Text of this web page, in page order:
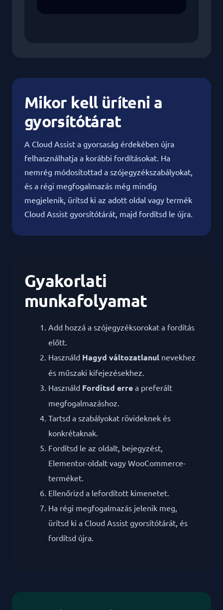
Mikor kell üríteni a
gyorsítótárat
A Cloud Assist a gyorsaság érdekében újra
felhasználhatja a korábbi fordításokat. Ha
nemrég módosítottad a szójegyzékszabályokat,
és a régi megfogalmazás még mindig
megjelenik, ürítsd ki az adott oldal vagy termék
Cloud Assist gyorsítótárát, majd fordítsd le újra.
Gyakorlati
munkafolyamat
Add hozzá a szójegyzéksorokat a fordítás
előtt.
Használd Hagyd változatlanul nevekhez
és műszaki kifejezésekhez.
Használd Fordítsd erre a preferált
megfogalmazáshoz.
Tartsd a szabályokat rövideknek és
konkrétaknak.
Fordítsd le az oldalt, bejegyzést,
Elementor-oldalt vagy WooCommerce-
terméket.
Ellenőrizd a lefordított kimenetet.
Ha régi megfogalmazás jelenik meg,
ürítsd ki a Cloud Assist gyorsítótárát, és
fordítsd újra.